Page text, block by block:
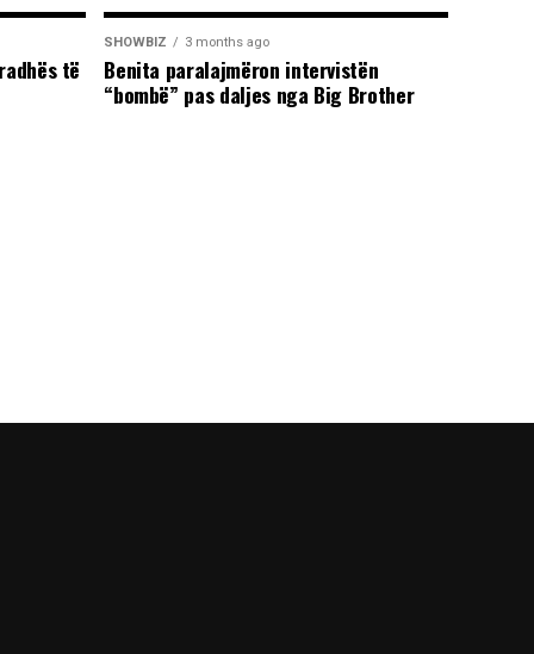
të
SHOWBIZ 3 months ago
Benita paralajmëron intervistën
“bombë” pas daljes nga Big Brother